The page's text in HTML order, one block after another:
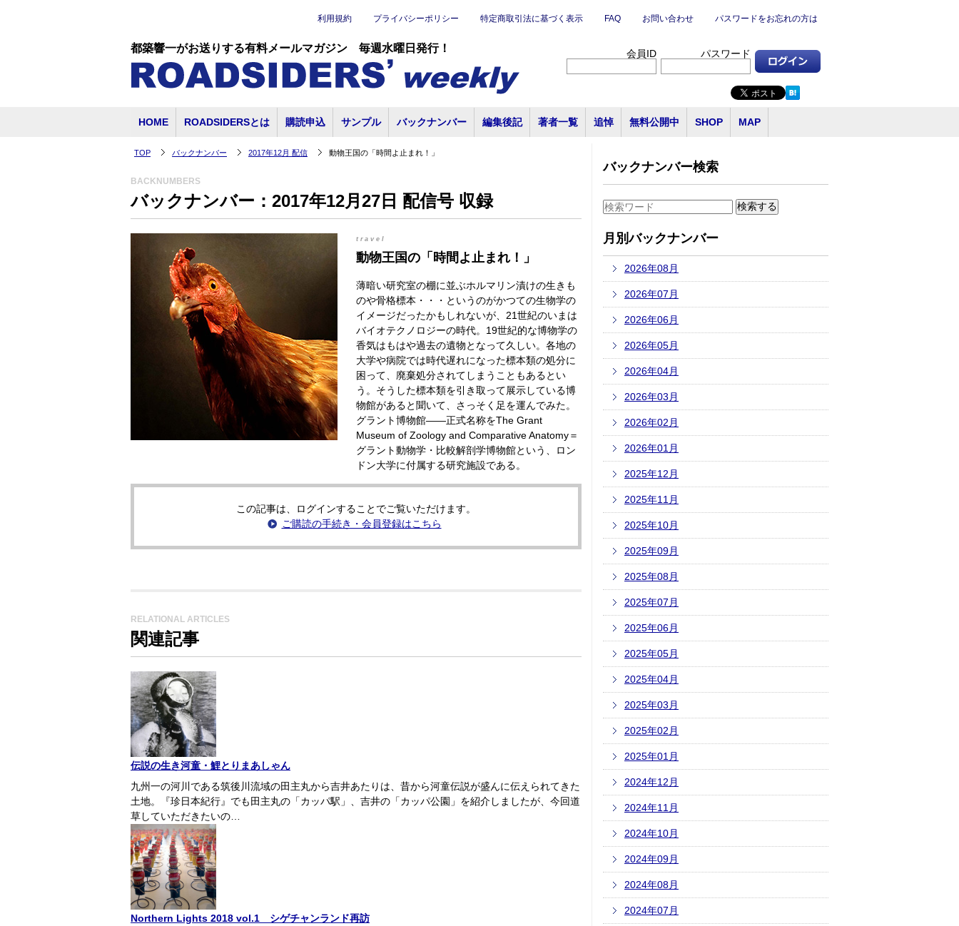
都築響一がお送りする有料メールマガジン 毎週水曜日発行！
利用規約 プライバシーポリシー 特定商取引法に基づく表示 FAQ お問い合わせ パスワードをお忘れの方は
会員ID パスワード
HOME ROADSIDERSとは 購読申込 サンプル バックナンバー 編集後記 著者一覧 追悼 無料公開中 SHOP MAP
TOP バックナンバー 2017年12月 配信 動物王国の「時間よ止まれ！」
BACKNUMBERS
バックナンバー：2017年12月27日 配信号 収録
travel
動物王国の「時間よ止まれ！」
薄暗い研究室の棚に並ぶホルマリン漬けの生きも
のや骨格標本・・・というのがかつての生物学の
イメージだったかもしれないが、21世紀のいまは
バイオテクノロジーの時代。19世紀的な博物学の
香気はもはや過去の遺物となって久しい。各地の
大学や病院では時代遅れになった標本類の処分に
困って、廃棄処分されてしまうこともあるとい
う。そうした標本類を引き取って展示している博
物館があると聞いて、さっそく足を運んでみた。
グラント博物館――正式名称をThe Grant
Museum of Zoology and Comparative Anatomy＝
グラント動物学・比較解剖学博物館という、ロン
ドン大学に付属する研究施設である。
この記事は、ログインすることでご覧いただけます。
ご購読の手続き・会員登録はこちら
RELATIONAL ARTICLES
関連記事
伝説の生き河童・鯉とりまあしゃん
九州一の河川である筑後川流域の田主丸から吉井あたりは、昔から河童伝説が盛んに伝えられてきた
土地。『珍日本紀行』でも田主丸の「カッパ駅」、吉井の「カッパ公園」を紹介しましたが、今回道
草していただきたいの…
Northern Lights 2018 vol.1 シゲチャンランド再訪
バックナンバー検索
月別バックナンバー
2026年08月
2026年07月
2026年06月
2026年05月
2026年04月
2026年03月
2026年02月
2026年01月
2025年12月
2025年11月
2025年10月
2025年09月
2025年08月
2025年07月
2025年06月
2025年05月
2025年04月
2025年03月
2025年02月
2025年01月
2024年12月
2024年11月
2024年10月
2024年09月
2024年08月
2024年07月